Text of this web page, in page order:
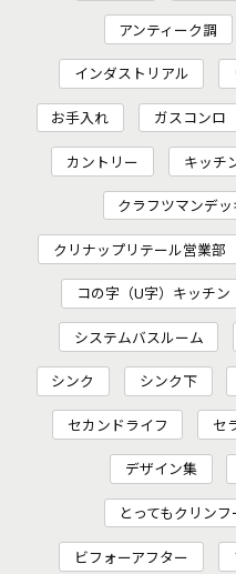
アンティーク調
インダストリアル
お手入れ ガスコンロ
カントリー キッチ
クラフツマンデ
クリナップリテール営業部
コの字（U字）キッチン
システムバスルーム
シンク シンク下
セカンドライフ セ
デザイン集
とってもクリンフ
ビフォーアフター